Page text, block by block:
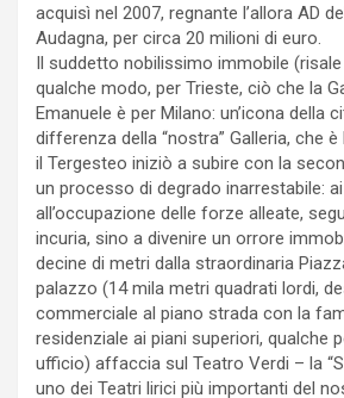
acquisì nel 2007, regnante l’allora AD
Audagna, per circa 20 milioni di euro.
Il suddetto nobilissimo immobile
qualche modo, per Trieste, ciò che la
Emanuele è per Milano: un’icona della
differenza della “nostra” Galleria, che è
il Tergesteo iniziò a subire con la
un processo di degrado inarrestabile:
all’occupazione delle forze alleate,
incuria, sino a divenire un orrore
decine di metri dalla straordinaria
palazzo (14 mila metri quadrati lordi,
commerciale al piano strada con la
residenziale ai piani superiori, qualche
ufficio) affaccia sul Teatro Verdi – la
uno dei Teatri lirici più importanti del